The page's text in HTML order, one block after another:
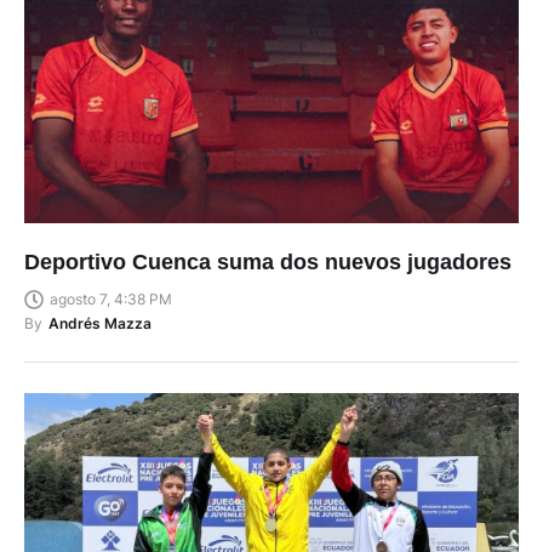
Deportivo Cuenca suma dos nuevos jugadores
agosto 7, 4:38 PM
By Andrés Mazza